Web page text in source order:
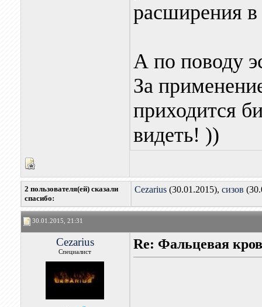
расширения
А по поводу
За
приходится
видеть! ))
2 пользователя(ей) сказали
cпасибо:
Cezarius(30.01.2015), сизов
30.01.2015, 21:31
Cezarius
Специалист
Re: Фальцевая